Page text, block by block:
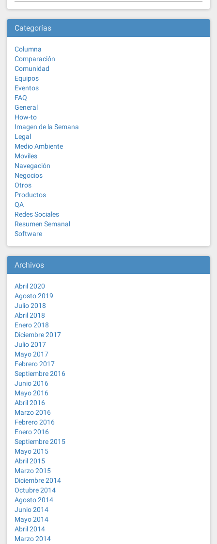
Categorías
Columna
Comparación
Comunidad
Equipos
Eventos
FAQ
General
How-to
Imagen de la Semana
Legal
Medio Ambiente
Moviles
Navegación
Negocios
Otros
Productos
QA
Redes Sociales
Resumen Semanal
Software
Archivos
Abril 2020
Agosto 2019
Julio 2018
Abril 2018
Enero 2018
Diciembre 2017
Julio 2017
Mayo 2017
Febrero 2017
Septiembre 2016
Junio 2016
Mayo 2016
Abril 2016
Marzo 2016
Febrero 2016
Enero 2016
Septiembre 2015
Mayo 2015
Abril 2015
Marzo 2015
Diciembre 2014
Octubre 2014
Agosto 2014
Junio 2014
Mayo 2014
Abril 2014
Marzo 2014